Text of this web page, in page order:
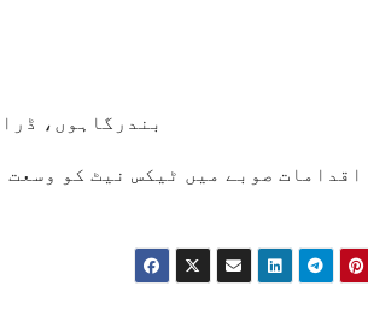
بندرگاہوں،
اقدامات صوبے میں ٹیکس نیٹ کو